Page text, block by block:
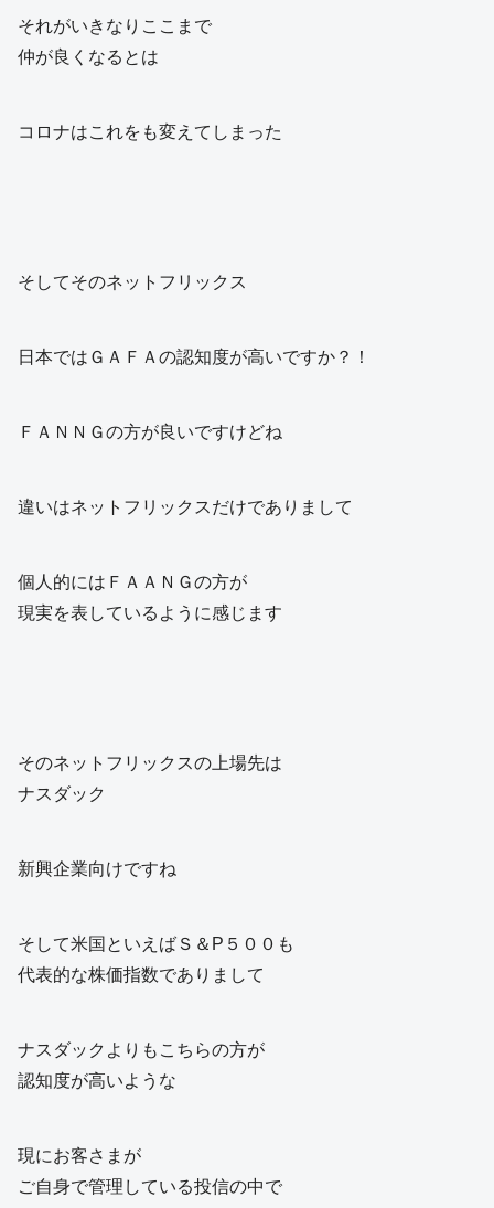
それがいきなりここまで
仲が良くなるとは
コロナはこれをも変えてしまった
そしてそのネットフリックス
日本ではＧＡＦＡの認知度が高いですか？！
ＦＡＮＮＧの方が良いですけどね
違いはネットフリックスだけでありまして
個人的にはＦＡＡＮＧの方が
現実を表しているように感じます
そのネットフリックスの上場先は
ナスダック
新興企業向けですね
そして米国といえばＳ＆P５００も
代表的な株価指数でありまして
ナスダックよりもこちらの方が
認知度が高いような
現にお客さまが
ご自身で管理している投信の中で